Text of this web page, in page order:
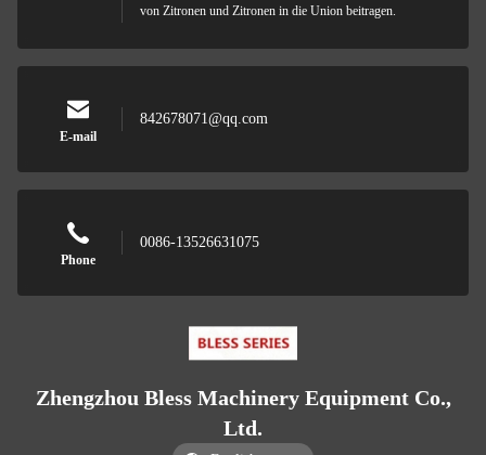
von Zitronen und Zitronen in die Union beitragen.
E-mail
842678071@qq.com
Phone
0086-13526631075
Zhengzhou Bless Machinery Equipment Co.,
Ltd.